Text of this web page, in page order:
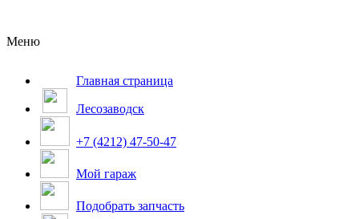
Меню
Главная страница
Лесозаводск
+7 (4212) 47-50-47
Мой гараж
Подобрать запчасть